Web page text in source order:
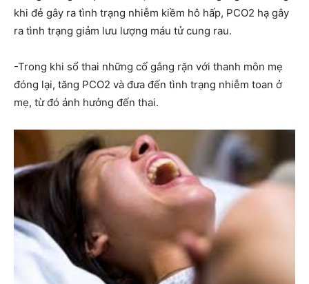
khi đẻ gây ra tình trạng nhiễm kiềm hô hấp, PCO2 hạ gây
ra tình trạng giảm lưu lượng máu tử cung rau.
-Trong khi sổ thai những cố gắng rặn với thanh môn mẹ
đóng lại, tăng PCO2 và đưa đến tình trạng nhiễm toan ở
mẹ, từ đó ảnh hưởng đến thai.